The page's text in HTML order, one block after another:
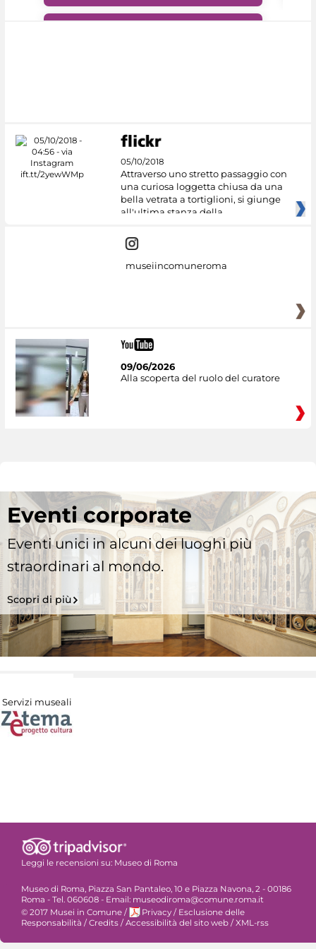
05/10/2018
Attraverso uno stretto passaggio con
una curiosa loggetta chiusa da una
bella vetrata a tortiglioni, si giunge
all'ultima stanza della
museiincomuneroma
09/06/2026
Alla scoperta del ruolo del curatore
Eventi corporate
Eventi unici in alcuni dei luoghi più
straordinari al mondo.
Scopri di più
Servizi museali
Leggi le recensioni su: Museo di Roma
Museo di Roma, Piazza San Pantaleo, 10 e Piazza Navona, 2 - 00186
Roma - Tel. 060608 - Email: museodiroma@comune.roma.it
© 2017 Musei in Comune / Privacy / Esclusione delle
Responsabilità /Credits /Accessibilità del sito web /XML-rss